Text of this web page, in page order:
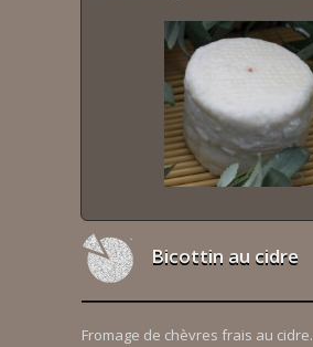
Bicottin au cidre
Fromage de chèvres frais au cidre.